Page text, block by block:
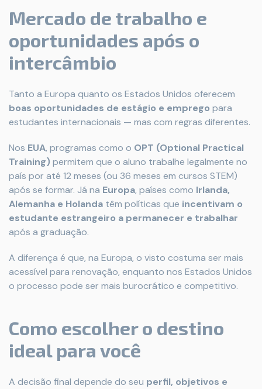
Mercado de trabalho e
oportunidades após o
intercâmbio
Tanto a Europa quanto os Estados Unidos oferecem
boas oportunidades de estágio e emprego para
estudantes internacionais — mas com regras diferentes.
Nos EUA, programas como o OPT (Optional Practical
Training) permitem que o aluno trabalhe legalmente no
país por até 12 meses (ou 36 meses em cursos STEM)
após se formar. Já na Europa, países como Irlanda,
Alemanha e Holanda têm políticas que incentivam o
estudante estrangeiro a permanecer e trabalhar
após a graduação.
A diferença é que, na Europa, o visto costuma ser mais
acessível para renovação, enquanto nos Estados Unidos
o processo pode ser mais burocrático e competitivo.
Como escolher o destino
ideal para você
A decisão final depende do seu perfil, objetivos e